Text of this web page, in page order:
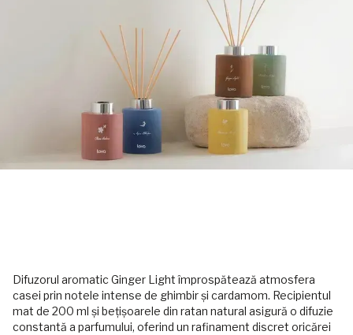
Difuzorul aromatic Ginger Light împrospătează atmosfera
casei prin notele intense de ghimbir și cardamom. Recipientul
mat de 200 ml și bețișoarele din ratan natural asigură o difuzie
constantă a parfumului, oferind un rafinament discret oricărei